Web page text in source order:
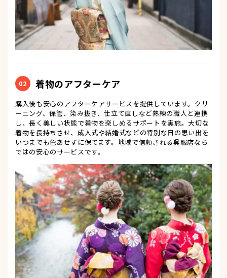
02 着物のアフターケア
購入後も安心のアフターケアサービスを提供しています。クリ
ーニング、保管、染み抜き、仕立て直しなど熟練の職人と連携
し、長く美しい状態で着物を楽しめるサポートを実施。大切な
着物を長持ちさせ、成人式や結婚式などの特別な日の思い出を
いつまでも色あせずに保てます。地域で信頼される呉服店なら
ではの安心のサービスです。